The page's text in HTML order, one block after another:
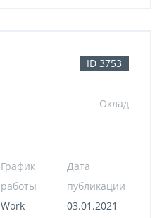
ID 3753
Оклад
График
работы
Дата
публикации
Work
03.01.2021